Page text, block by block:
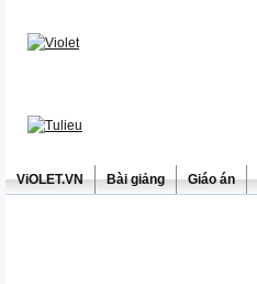
ViOLET.VN Bài giảng Giáo án